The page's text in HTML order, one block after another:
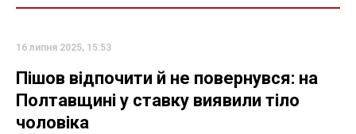
16 липня 2025, 15:53
Пішов відпочити й не повернувся: на
Полтавщині у ставку виявили тіло
чоловіка